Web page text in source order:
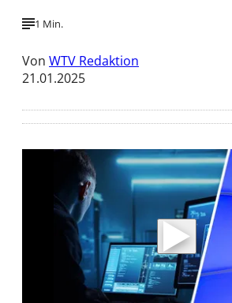
1 Min.
Von WTV Redaktion
21.01.2025
Mit der Wiedergabe dieses
Daten an Youtube
Hinweise dazu erhalten Sie in der
Akzeptieren